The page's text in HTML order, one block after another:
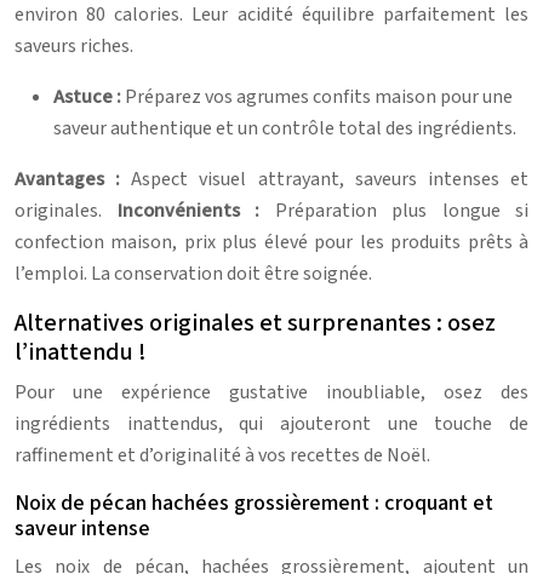
environ 80 calories. Leur acidité équilibre parfaitement les
saveurs riches.
Astuce :Préparez vos agrumes confits maison pour une
saveur authentique et un contrôle total des ingrédients.
Avantages :Aspect visuel attrayant, saveurs intenses et
originales. Inconvénients : Préparation plus longue si
confection maison, prix plus élevé pour les produits prêts à
l’emploi. La conservation doit être soignée.
Alternatives originales et surprenantes : osez
l’inattendu !
Pour une expérience gustative inoubliable, osez des
ingrédients inattendus, qui ajouteront une touche de
raffinement et d’originalité à vos recettes de Noël.
Noix de pécan hachées grossièrement : croquant et
saveur intense
Les noix de pécan, hachées grossièrement, ajoutent un